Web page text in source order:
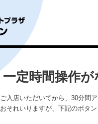
一定時間操作
ご入店いただいてから、30分間
おそれいりますが、下記のボタ